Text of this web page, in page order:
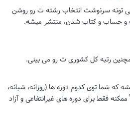
می تونه سرنوشت انتخاب رشته ت رو روشن
و حساب و کتاب شدن، منتشر میشه.
رتبه کل کشوری ت رو می بینی.
شما توی کدوم دوره ها (روزانه، شبانه،
فقط برای دوره های غیرانتفاعی و آزاد